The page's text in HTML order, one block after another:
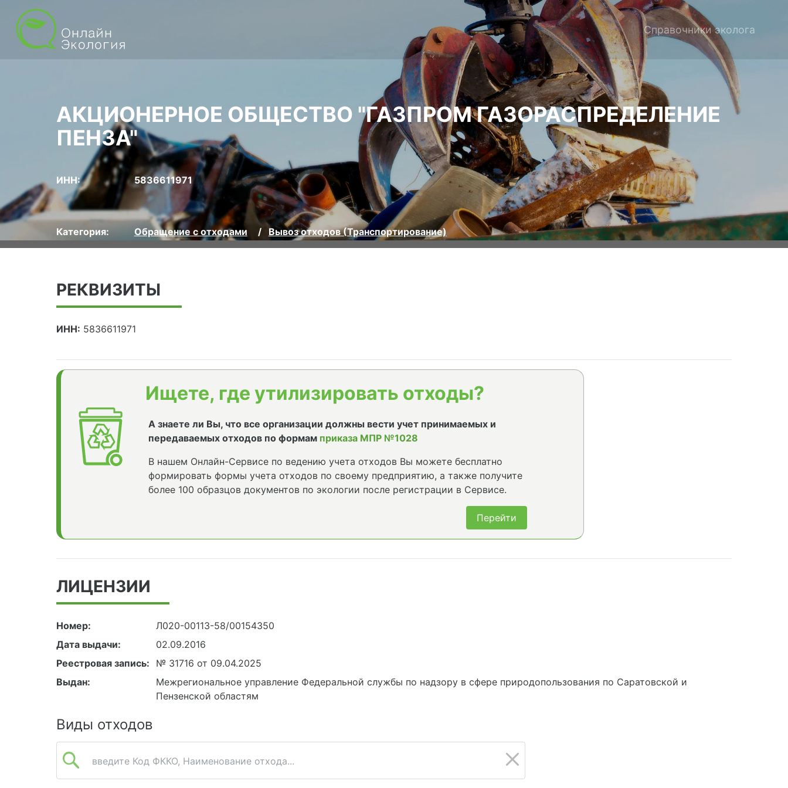
Справочники эколога
АКЦИОНЕРНОЕ ОБЩЕСТВО "ГАЗПРОМ ГАЗОРАСПРЕДЕЛЕНИЕ
ПЕНЗА"
ИНН: 5836611971
Категория: Обращение с отходами Вывоз отходов (Транспортирование)
РЕКВИЗИТЫ
ИНН: 5836611971
Ищете, где утилизировать отходы?
А знаете ли Вы, что все организации должны вести учет принимаемых и
передаваемых отходов по формам приказа МПР №1028
В нашем Онлайн-Сервисе по ведению учета отходов Вы можете бесплатно
формировать формы учета отходов по своему предприятию, а также получите
более 100 образцов документов по экологии после регистрации в Сервисе.
Перейти
ЛИЦЕНЗИИ
Номер:
Л020-00113-58/00154350
Дата выдачи:
02.09.2016
Реестровая запись:
№ 31716 от 09.04.2025
Выдан:
Межрегиональное управление Федеральной службы по надзору в сфере природопользования по Саратовской и
Пензенской областям
Виды отходов
введите Код ФККО, Наименование отхода...